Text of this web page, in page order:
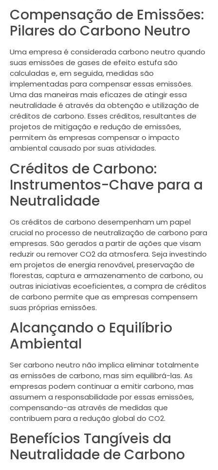
Compensação de Emissões:
Pilares do Carbono Neutro
Uma empresa é considerada carbono neutro quando
suas emissões de gases de efeito estufa são
calculadas e, em seguida, medidas são
implementadas para compensar essas emissões.
Uma das maneiras mais eficazes de atingir essa
neutralidade é através da obtenção e utilização de
créditos de carbono. Esses créditos, resultantes de
projetos de mitigação e redução de emissões,
permitem às empresas compensar o impacto
ambiental causado por suas atividades.
Créditos de Carbono:
Instrumentos-Chave para a
Neutralidade
Os créditos de carbono desempenham um papel
crucial no processo de neutralização de carbono para
empresas. São gerados a partir de ações que visam
reduzir ou remover CO2 da atmosfera. Seja investindo
em projetos de energia renovável, preservação de
florestas, captura e armazenamento de carbono, ou
outras iniciativas ecoeficientes, a compra de créditos
de carbono permite que as empresas compensem
suas próprias emissões.
Alcançando o Equilíbrio
Ambiental
Ser carbono neutro não implica eliminar totalmente
as emissões de carbono, mas sim equilibrá-las. As
empresas podem continuar a emitir carbono, mas
assumem a responsabilidade por essas emissões,
compensando-as através de medidas que
contribuem para a redução global do CO2.
Benefícios Tangíveis da
Neutralidade de Carbono